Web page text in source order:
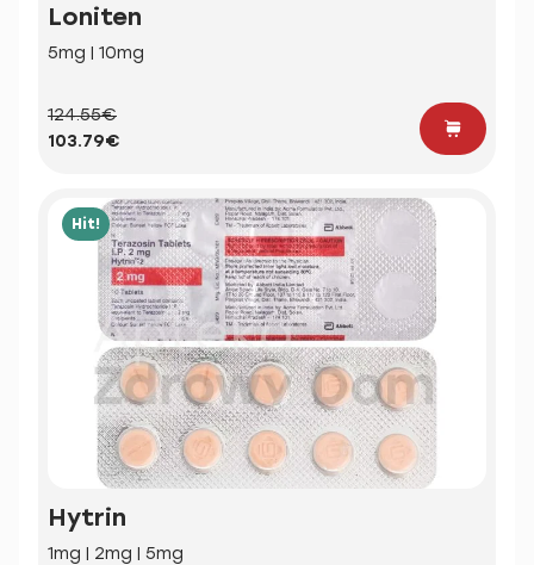
Loniten
5mg | 10mg
124.55€
103.79€
Hit!
Hytrin
1mg | 2mg | 5mg